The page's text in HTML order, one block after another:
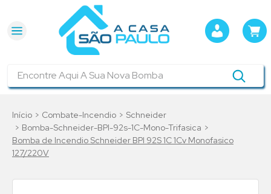
Combate-Incendio
Schneider
Bomba-Schneider-BPI-92s-1C-Mono-Trifasica
Bomba de Incendio Schneider BPI 92S 1C 1Cv Monofasico
127/220V